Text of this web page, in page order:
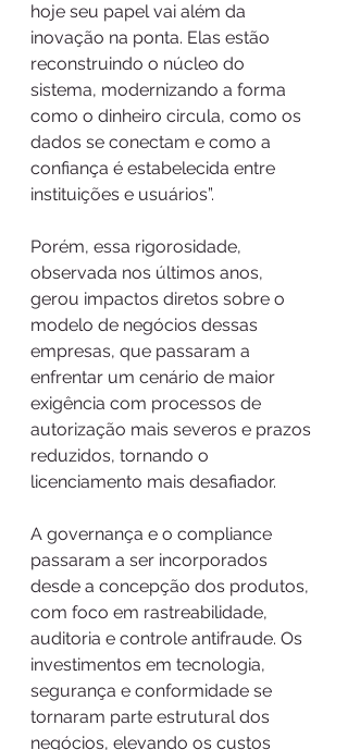
hoje seu papel vai além da
inovação na ponta. Elas estão
reconstruindo o núcleo do
sistema, modernizando a forma
como o dinheiro circula, como os
dados se conectam e como a
confiança é estabelecida entre
instituições e usuários”.
Porém, essa rigorosidade,
observada nos últimos anos,
gerou impactos diretos sobre o
modelo de negócios dessas
empresas, que passaram a
enfrentar um cenário de maior
exigência com processos de
autorização mais severos e prazos
reduzidos, tornando o
licenciamento mais desafiador.
A governança e o compliance
passaram a ser incorporados
desde a concepção dos produtos,
com foco em rastreabilidade,
auditoria e controle antifraude. Os
investimentos em tecnologia,
segurança e conformidade se
tornaram parte estrutural dos
negócios, elevando os custos